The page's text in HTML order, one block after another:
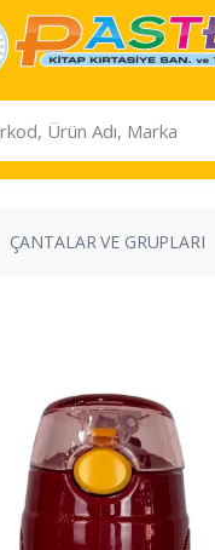
ÇANTALAR VE GRUPLARI